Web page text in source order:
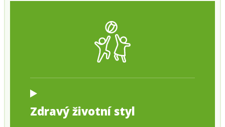
Zdravý životní styl